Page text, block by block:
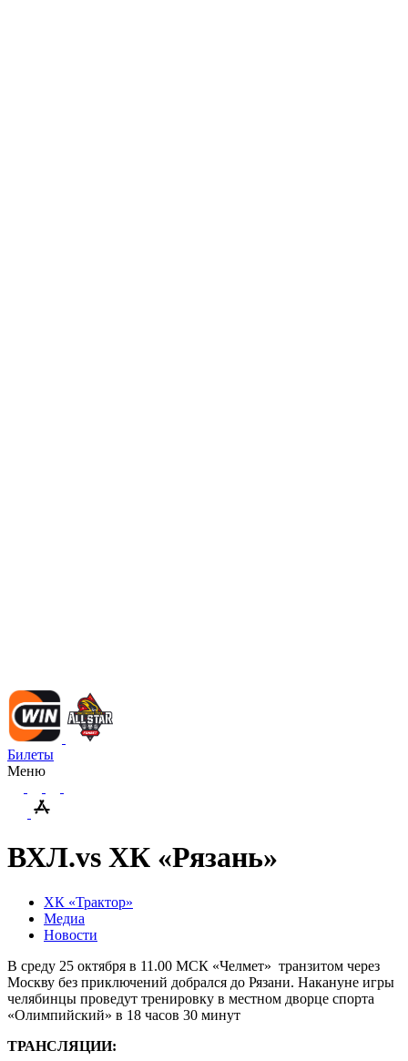
Билеты
Меню
ВХЛ.vs ХК «Рязань»
ХК «Трактор»
Медиа
Новости
В среду 25 октября в 11.00 МСК «Челмет» транзитом через
Москву без приключений добрался до Рязани. Накануне игры
челябинцы проведут тренировку в местном дворце спорта
«Олимпийский» в 18 часов 30 минут
ТРАНСЛЯЦИИ: